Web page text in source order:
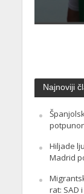
Najnoviji
Hiljade
Madrid
rat: SAD